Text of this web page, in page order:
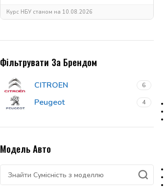
Курс НБУ станом на 10.08.2026
Фільтрувати За Брендом
CITROEN 6
Peugeot 4
Модель Авто